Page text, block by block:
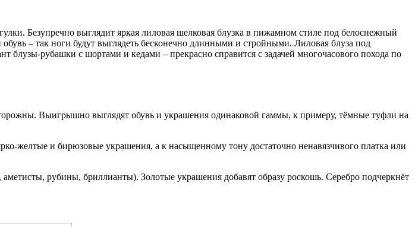
Безупречно выглядит яркая лиловая шелковая блузка в пижамном стиле под белоснежный
– так ноги будут выглядеть бесконечно длинными и стройными. Лиловая блуза под
рубашки с шортами и кедами – прекрасно справится с задачей многочасового похода по
Выигрышно выглядят обувь и украшения одинаковой гаммы, к примеру, тёмные туфли на
желтые и бирюзовые украшения, а к насыщенному тону достаточно ненавязчивого платка или
рубины, бриллианты). Золотые украшения добавят образу роскошь. Серебро подчеркнёт